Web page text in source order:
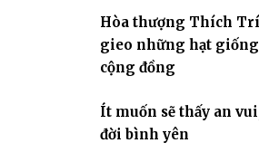
Hòa thượng Thích
gieo những hạt
cộng đồng
Ít muốn sẽ thấy an
đời bình yên